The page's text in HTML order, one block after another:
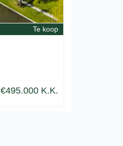
Te koop
€495.000 K.K.